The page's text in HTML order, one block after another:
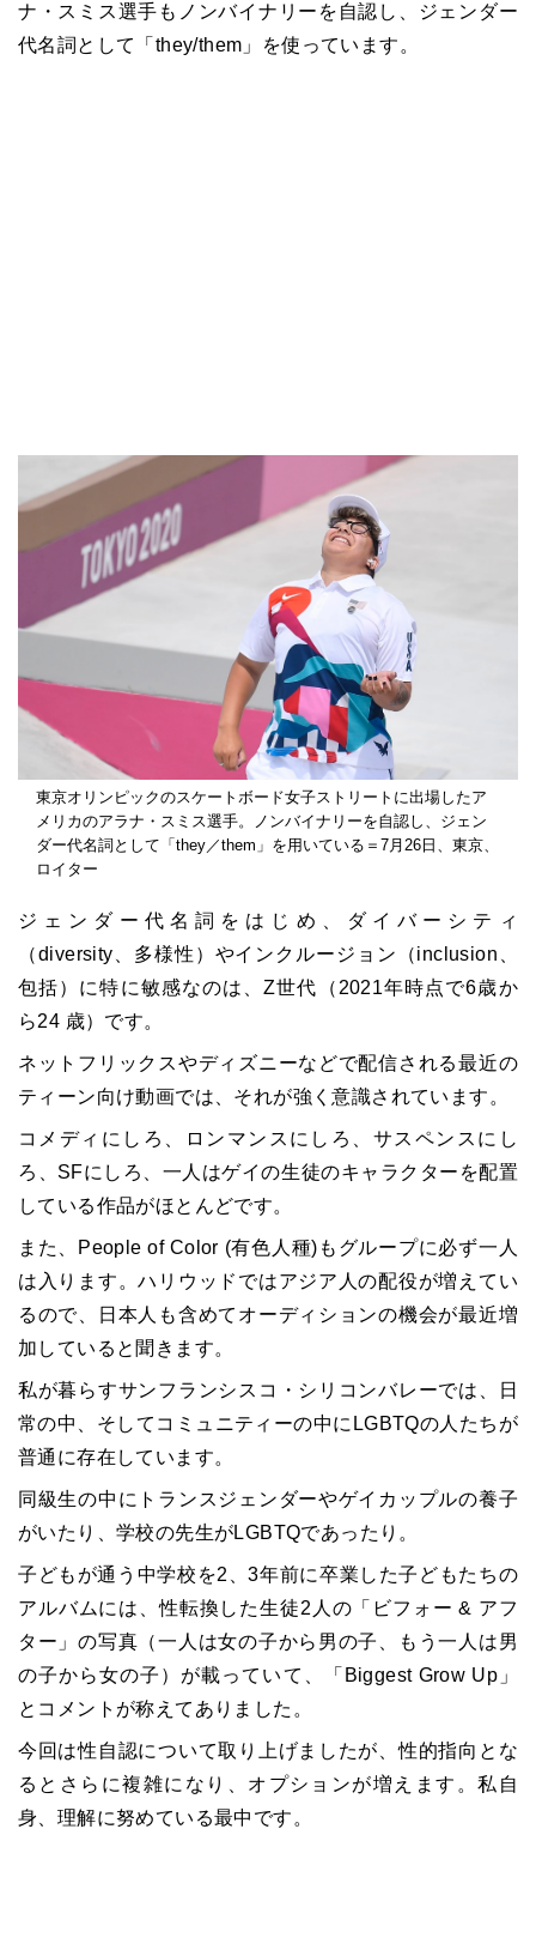
ナ・スミス選手もノンバイナリーを自認し、ジェンダー
代名詞として「they/them」を使っています。
東京オリンピックのスケートボード女子ストリートに出場したア
メリカのアラナ・スミス選手。ノンバイナリーを自認し、ジェン
ダー代名詞として「they／them」を用いている＝7月26日、東京、
ロイター
ジェンダー代名詞をはじめ、ダイバーシティ
（diversity、多様性）やインクルージョン（inclusion、
包括）に特に敏感なのは、Z世代（2021年時点で6歳か
ら24 歳）です。
ネットフリックスやディズニーなどで配信される最近の
ティーン向け動画では、それが強く意識されています。
コメディにしろ、ロンマンスにしろ、サスペンスにし
ろ、SFにしろ、一人はゲイの生徒のキャラクターを配置
している作品がほとんどです。
また、People of Color (有色人種)もグループに必ず一人
は入ります。ハリウッドではアジア人の配役が増えてい
るので、日本人も含めてオーディションの機会が最近増
加していると聞きます。
私が暮らすサンフランシスコ・シリコンバレーでは、日
常の中、そしてコミュニティーの中にLGBTQの人たちが
普通に存在しています。
同級生の中にトランスジェンダーやゲイカップルの養子
がいたり、学校の先生がLGBTQであったり。
子どもが通う中学校を2、3年前に卒業した子どもたちの
アルバムには、性転換した生徒2人の「ビフォー & アフ
ター」の写真（一人は女の子から男の子、もう一人は男
の子から女の子）が載っていて、「Biggest Grow Up」
とコメントが称えてありました。
今回は性自認について取り上げましたが、性的指向とな
るとさらに複雑になり、オプションが増えます。私自
身、理解に努めている最中です。